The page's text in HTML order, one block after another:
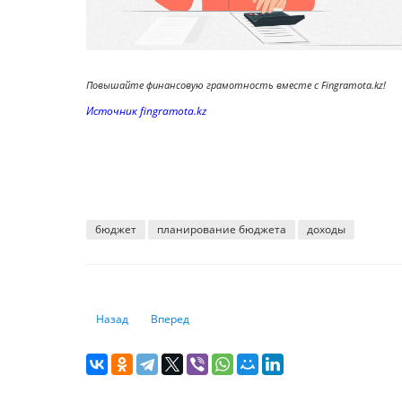
Повышайте финансовую грамотность вместе с Fingramota.kz!
Источник fingramota.kz
бюджет планирование бюджета доходы
Предыдущий: Хранить деньги на депозите выгодно:
Назад Следующий: Спрос на кредиты сохраняется:
Вперед